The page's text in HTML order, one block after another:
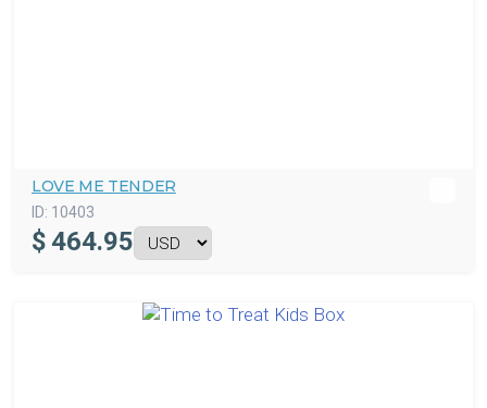
LOVE ME TENDER
ID: 10403
$ 464.95